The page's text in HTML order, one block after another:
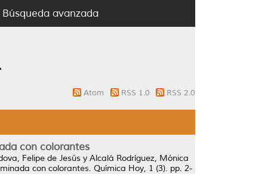
Búsqueda avanzada
Atom RSS 1.0 RSS 2.0
con colorantes
Felipe de Jesús y Alcalá Rodríguez, Mónica
con colorantes. Química Hoy, 1 (3). pp. 2-